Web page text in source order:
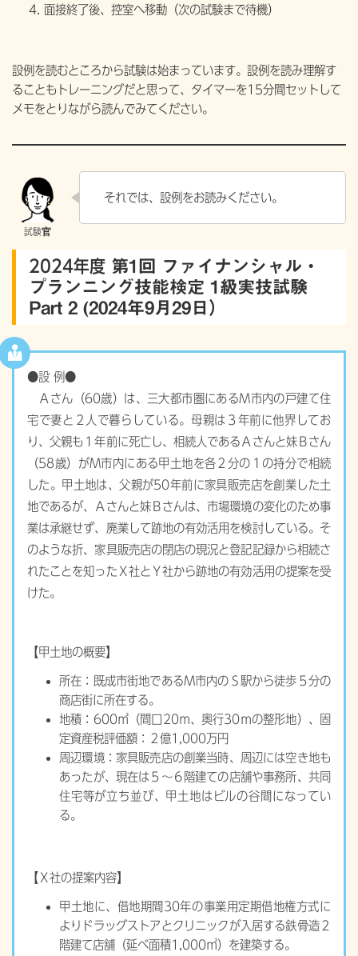
面接終了後、控室へ移動（次の試験まで待機）
設例を読むところから試験は始まっています。設例を読み理解す
ることもトレーニングだと思って、タイマーを15分間セットして
メモをとりながら読んでみてください。
それでは、設例をお読みください。
2024年度 第1回 ファイナンシャル・
プランニング技能検定 1級実技試験
Part 2 (2024年9月29日）
●設 例●
Ａさん（60歳）は、三大都市圏にあるＭ市内の戸建て住
宅で妻と２人で暮らしている。母親は３年前に他界してお
り、父親も１年前に死亡し、相続人であるＡさんと妹Ｂさん
（58歳）がＭ市内にある甲土地を各２分の１の持分で相続
した。甲土地は、父親が50年前に家具販売店を創業した土
地であるが、Ａさんと妹Ｂさんは、市場環境の変化のため事
業は承継せず、廃業して跡地の有効活用を検討している。そ
のような折、家具販売店の閉店の現況と登記記録から相続さ
れたことを知ったＸ社とＹ社から跡地の有効活用の提案を受
けた。
【甲土地の概要】
所在：既成市街地であるＭ市内のＳ駅から徒歩５分の
商店街に所在する。
地積：600㎡（間口20ｍ、奥行30ｍの整形地）、固
定資産税評価額：２億1,000万円
周辺環境：家具販売店の創業当時、周辺には空き地も
あったが、現在は５～６階建ての店舗や事務所、共同
住宅等が立ち並び、甲土地はビルの谷間になってい
る。
【Ｘ社の提案内容】
甲土地に、借地期間30年の事業用定期借地権方式に
よりドラッグストアとクリニックが入居する鉄骨造２
階建て店舗（延べ面積1,000㎡）を建築する。